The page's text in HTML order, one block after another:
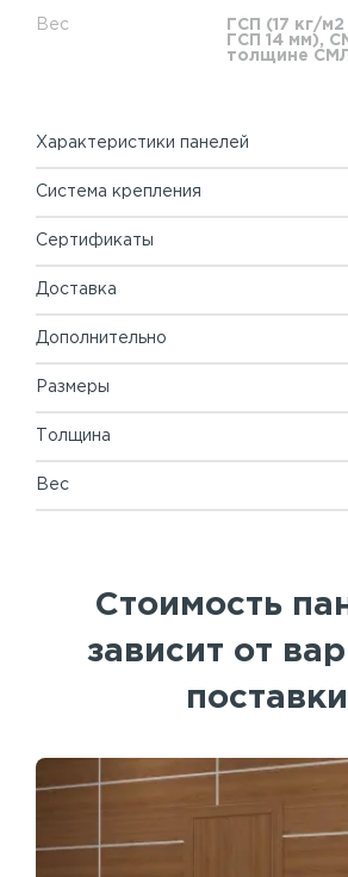
Вес
ГСП (17 кг/
ГСП 14 мм),
толщине
Характеристики панелей
Система крепления
Сертификаты
Доставка
Дополнительно
Размеры
Толщина
Вес
Стоимость
зависит от
поставки